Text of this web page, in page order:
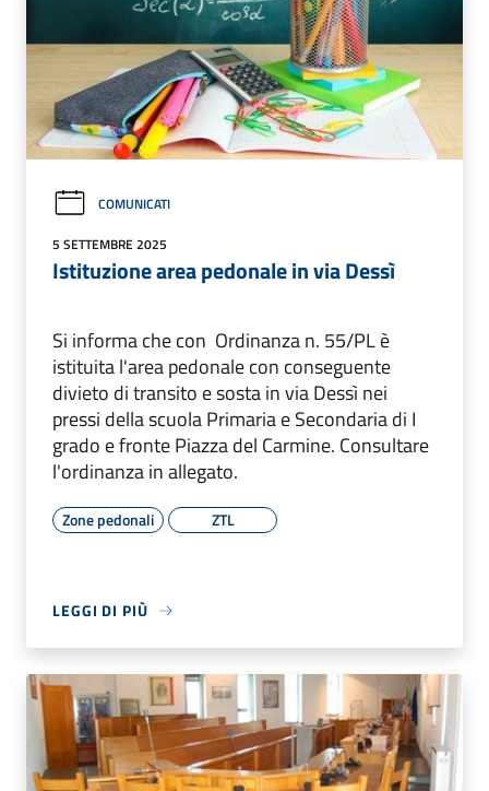
COMUNICATI
5 SETTEMBRE 2025
Istituzione area pedonale in via Dessì
Si informa che con Ordinanza n. 55/PL è
istituita l'area pedonale con conseguente
divieto di transito e sosta in via Dessì nei
pressi della scuola Primaria e Secondaria di I
grado e fronte Piazza del Carmine. Consultare
l'ordinanza in allegato.
Zone pedonali ZTL
LEGGI DI PIÙ